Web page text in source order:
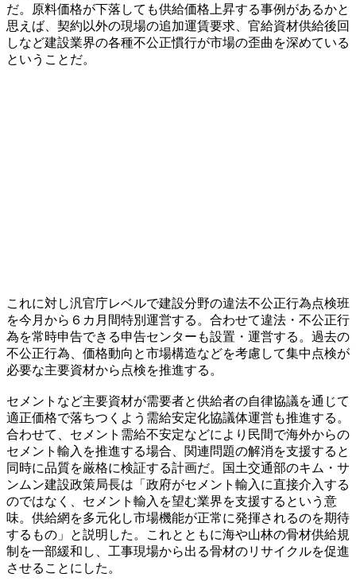
だ。原料価格が下落しても供給価格上昇する事例があるかと
思えば、契約以外の現場の追加運賃要求、官給資材供給後回
しなど建設業界の各種不公正慣行が市場の歪曲を深めている
ということだ。
これに対し汎官庁レベルで建設分野の違法不公正行為点検班
を今月から６カ月間特別運営する。合わせて違法・不公正行
為を常時申告できる申告センターも設置・運営する。過去の
不公正行為、価格動向と市場構造などを考慮して集中点検が
必要な主要資材から点検を推進する。
セメントなど主要資材が需要者と供給者の自律協議を通じて
適正価格で落ちつくよう需給安定化協議体運営も推進する。
合わせて、セメント需給不安定などにより民間で海外からの
セメント輸入を推進する場合、関連問題の解消を支援すると
同時に品質を厳格に検証する計画だ。国土交通部のキム・サ
ンムン建設政策局長は「政府がセメント輸入に直接介入する
のではなく、セメント輸入を望む業界を支援するという意
味。供給網を多元化し市場機能が正常に発揮されるのを期待
するもの」と説明した。これとともに海や山林の骨材供給規
制を一部緩和し、工事現場から出る骨材のリサイクルを促進
させることにした。